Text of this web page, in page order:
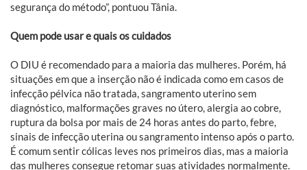
segurança do método”, pontuou Tânia.
Quem pode usar e quais os cuidados
O DIU é recomendado para a maioria das mulheres. Porém, há
situações em que a inserção não é indicada como em casos de
infecção pélvica não tratada, sangramento uterino sem
diagnóstico, malformações graves no útero, alergia ao cobre,
ruptura da bolsa por mais de 24 horas antes do parto, febre,
sinais de infecção uterina ou sangramento intenso após o parto.
É comum sentir cólicas leves nos primeiros dias, mas a maioria
das mulheres consegue retomar suas atividades normalmente.